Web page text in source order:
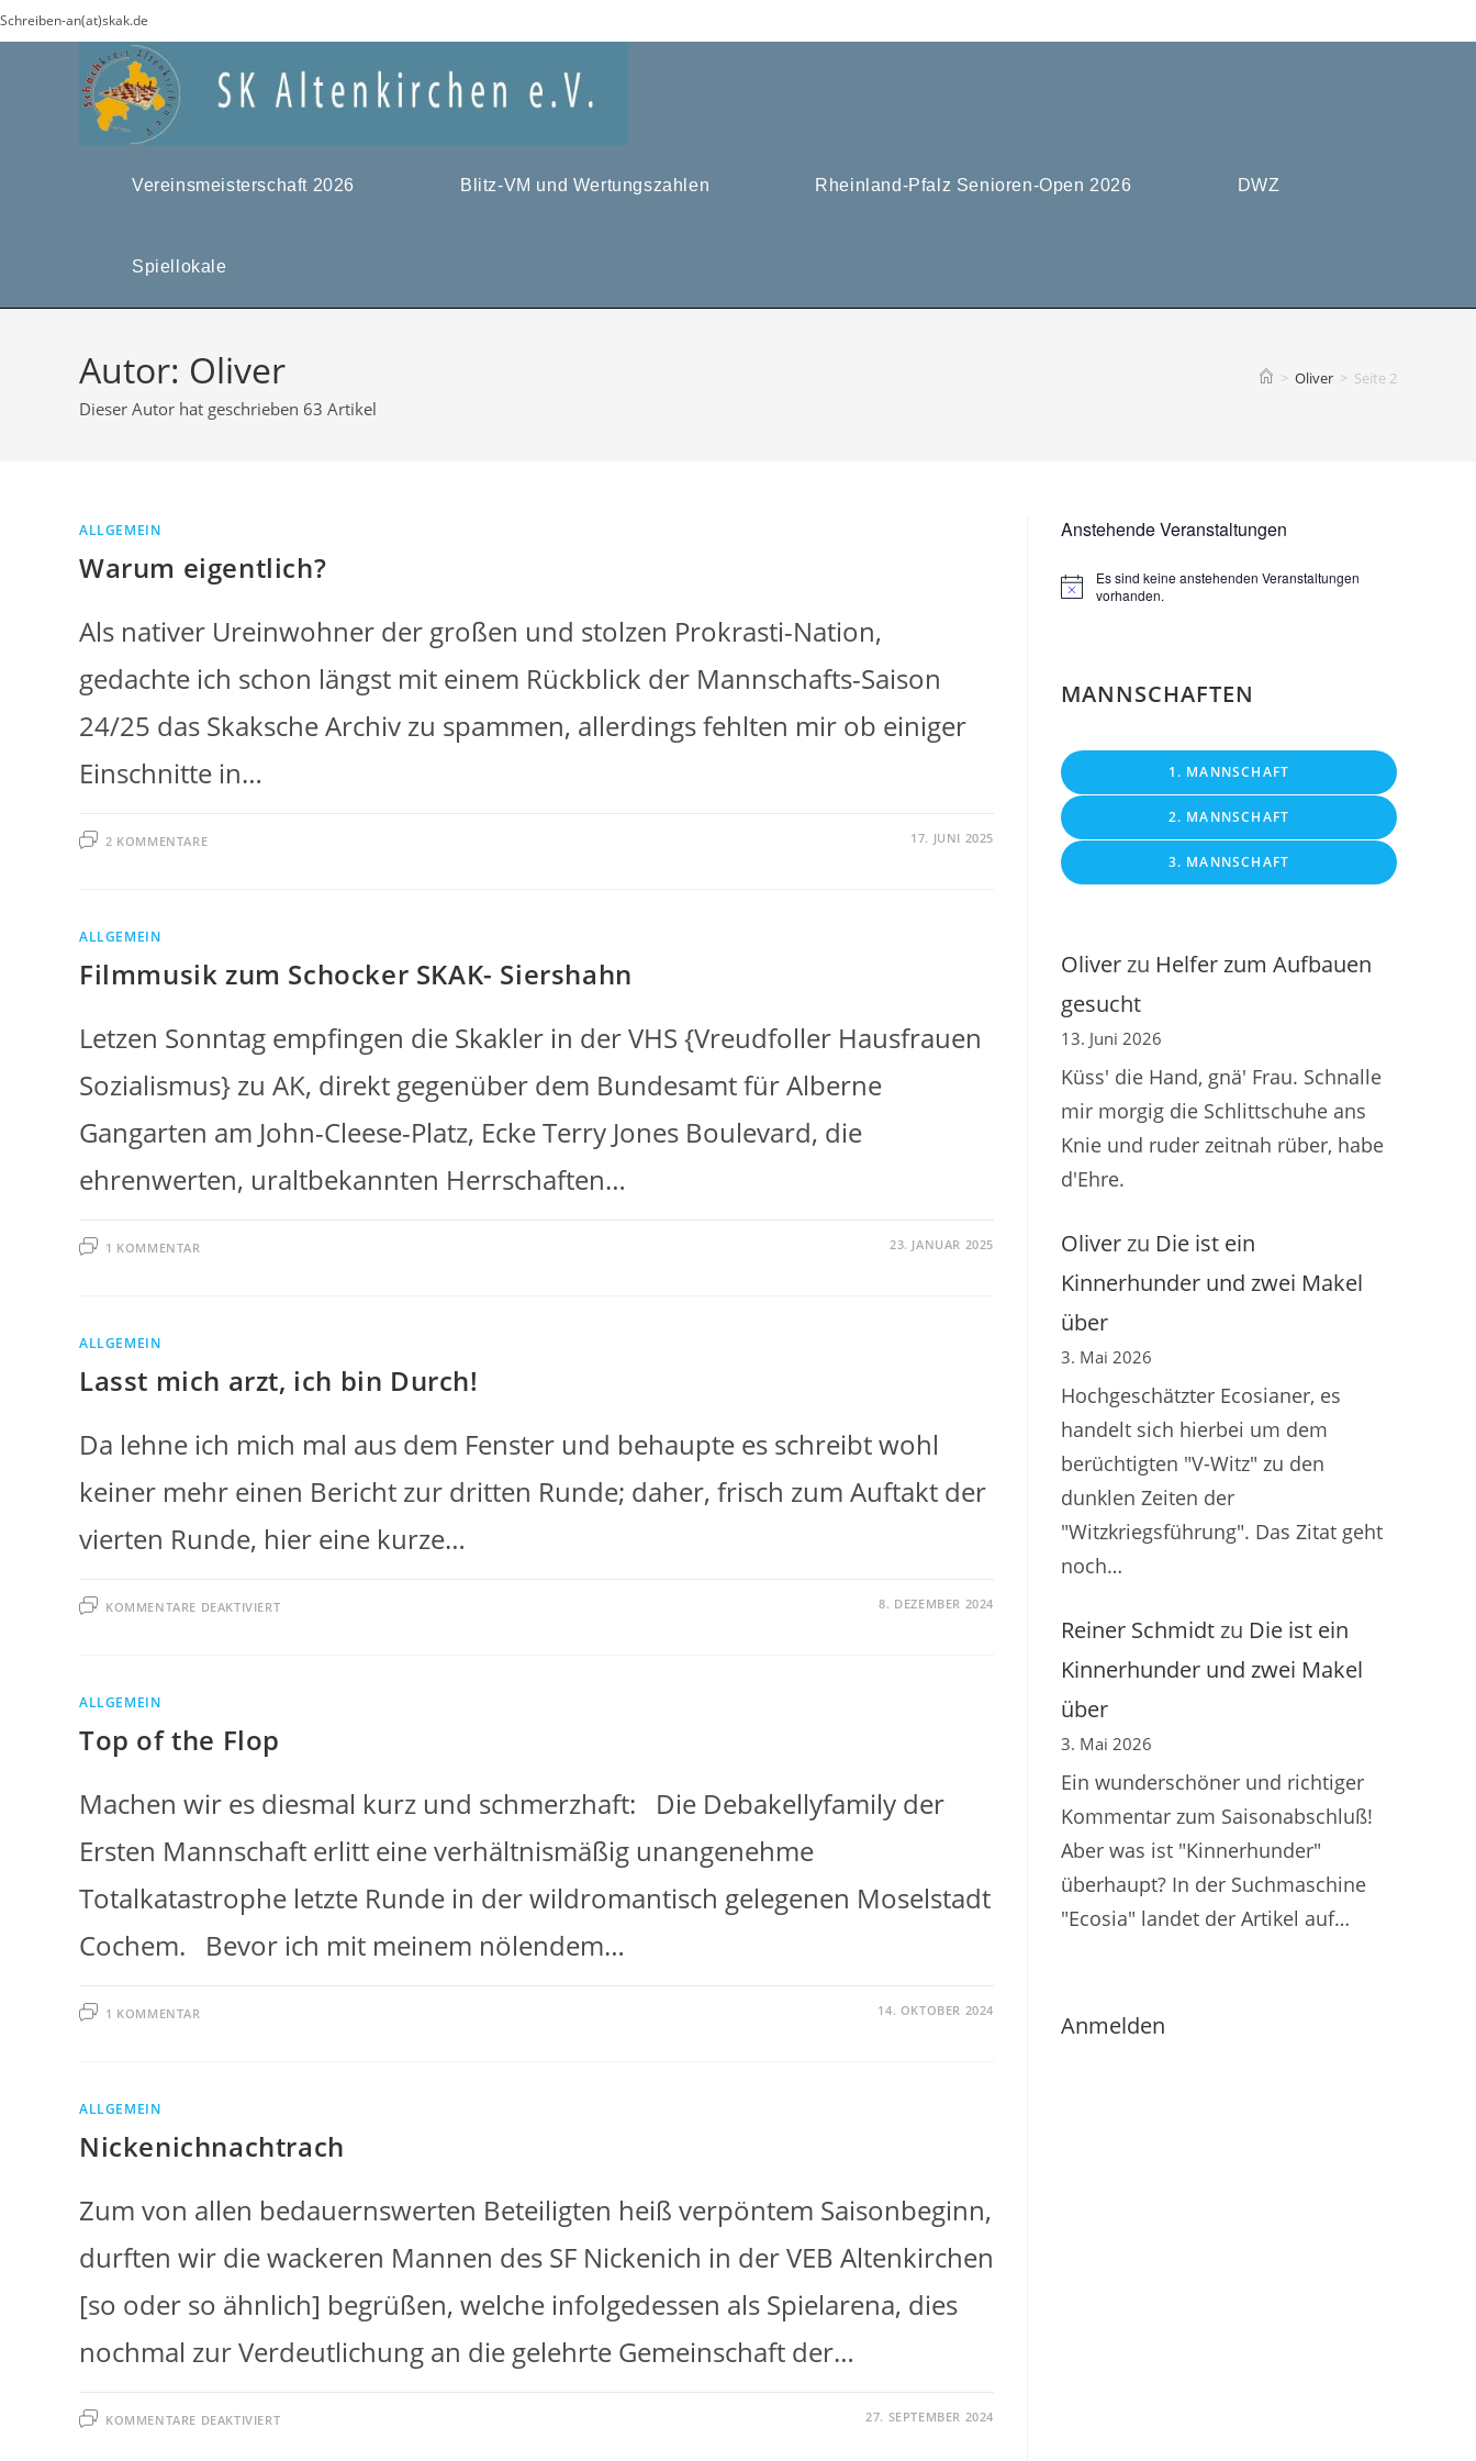
Zum
Inhalt
Schreiben-an(at)skak.de
Vereinsmeisterschaft 2026 Blitz-VM und Wertungszahlen Rheinland-Pfalz Senioren-Open 2026 DWZ
Spiellokale
Autor: Oliver
Dieser Autor hat geschrieben 63 Artikel
> Oliver > Seite 2
ALLGEMEIN
Warum eigentlich?
Als nativer Ureinwohner der großen und stolzen Prokrasti-Nation,
gedachte ich schon längst mit einem Rückblick der Mannschafts-Saison
24/25 das Skaksche Archiv zu spammen, allerdings fehlten mir ob einiger
Einschnitte in…
2 KOMMENTARE 17. JUNI 2025
ALLGEMEIN
Filmmusik zum Schocker SKAK- Siershahn
Letzen Sonntag empfingen die Skakler in der VHS {Vreudfoller Hausfrauen
Sozialismus} zu AK, direkt gegenüber dem Bundesamt für Alberne
Gangarten am John-Cleese-Platz, Ecke Terry Jones Boulevard, die
ehrenwerten, uraltbekannten Herrschaften…
1 KOMMENTAR 23. JANUAR 2025
ALLGEMEIN
Lasst mich arzt, ich bin Durch!
Da lehne ich mich mal aus dem Fenster und behaupte es schreibt wohl
keiner mehr einen Bericht zur dritten Runde; daher, frisch zum Auftakt der
vierten Runde, hier eine kurze…
KOMMENTARE DEAKTIVIERTFÜR 8. DEZEMBER 2024
ALLGEMEIN
Top of the Flop
Machen wir es diesmal kurz und schmerzhaft: Die Debakellyfamily der
Ersten Mannschaft erlitt eine verhältnismäßig unangenehme
Totalkatastrophe letzte Runde in der wildromantisch gelegenen Moselstadt
Cochem. Bevor ich mit meinem nölendem…
1 KOMMENTAR 14. OKTOBER 2024
ALLGEMEIN
Nickenichnachtrach
Zum von allen bedauernswerten Beteiligten heiß verpöntem Saisonbeginn,
durften wir die wackeren Mannen des SF Nickenich in der VEB Altenkirchen
[so oder so ähnlich] begrüßen, welche infolgedessen als Spielarena, dies
nochmal zur Verdeutlichung an die gelehrte Gemeinschaft der…
KOMMENTARE DEAKTIVIERTFÜR 27. SEPTEMBER 2024
Anstehende Veranstaltungen
H
s
Es sind keine anstehenden Veranstaltungen
vorhanden.
MANNSCHAFTEN
1. MANNSCHAFT
2. MANNSCHAFT
3. MANNSCHAFT
Oliverzu Helfer zum Aufbauen
gesucht
13. Juni 2026
Küss' die Hand, gnä' Frau. Schnalle
mir morgig die Schlittschuhe ans
Knie und ruder zeitnah rüber, habe
d'Ehre.
Oliverzu Die ist ein
Kinnerhunder und zwei Makel
über
3. Mai 2026
Hochgeschätzter Ecosianer, es
handelt sich hierbei um dem
berüchtigten "V-Witz" zu den
dunklen Zeiten der
"Witzkriegsführung". Das Zitat geht
noch…
Reiner Schmidtzu Die ist ein
Kinnerhunder und zwei Makel
über
3. Mai 2026
Ein wunderschöner und richtiger
Kommentar zum Saisonabschluß!
Aber was ist "Kinnerhunder"
überhaupt? In der Suchmaschine
"Ecosia" landet der Artikel auf…
Anmelden